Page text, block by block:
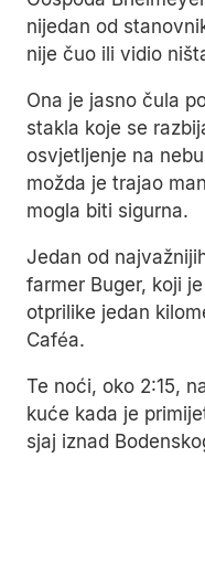
Caféa.
Te noći, oko 2:15,
kuće kada je
sjaj iznad
Buger je izjavio da
aviona ili
putanje, već nagle
naglo zaustavljanje
Zvuk koji je pratio
metalno zujanje,
jače".
Posebno je
trenutku obasjala
je mogao jasno